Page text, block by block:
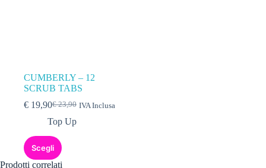
CUMBERLY – 12
SCRUB TABS
€23,90
€ 19,90 IVA Inclusa
Top Up
Scegli
Prodotti correlati